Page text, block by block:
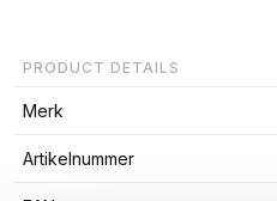
PRODUCT DETAILS
Merk
Artikelnummer